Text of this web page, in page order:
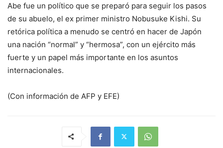
Abe fue un político que se preparó para seguir los pasos
de su abuelo, el ex primer ministro Nobusuke Kishi. Su
retórica política a menudo se centró en hacer de Japón
una nación “normal” y “hermosa”, con un ejército más
fuerte y un papel más importante en los asuntos
internacionales.
(Con información de AFP y EFE)